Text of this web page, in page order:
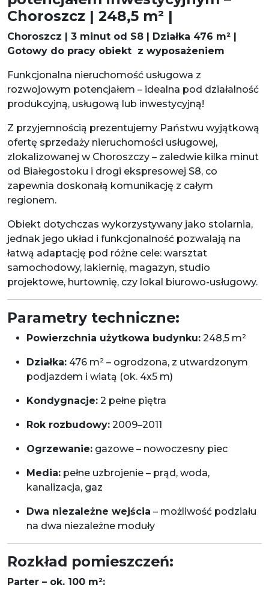
Choroszcz | 248,5 m² |
Choroszcz | 3 minut od S8 | Działka 476 m² |
Gotowy do pracy obiekt z wyposażeniem
Funkcjonalna nieruchomość usługowa z
rozwojowym potencjałem – idealna pod działalność
produkcyjną, usługową lub inwestycyjną!
Z przyjemnością prezentujemy Państwu wyjątkową
ofertę sprzedaży nieruchomości usługowej,
zlokalizowanej w Choroszczy – zaledwie kilka minut
od Białegostoku i drogi ekspresowej S8, co
zapewnia doskonałą komunikację z całym
regionem.
Obiekt dotychczas wykorzystywany jako stolarnia,
jednak jego układ i funkcjonalność pozwalają na
łatwą adaptację pod różne cele: warsztat
samochodowy, lakiernię, magazyn, studio
projektowe, hurtownię, czy lokal biurowo-usługowy.
Parametry techniczne:
Powierzchnia użytkowa budynku: 248,5 m²
Działka: 476 m² – ogrodzona, z utwardzonym
podjazdem i wiatą (ok. 4x5 m)
Kondygnacje: 2 pełne piętra
Rok rozbudowy: 2009–2011
Ogrzewanie: gazowe – nowoczesny piec
Media: pełne uzbrojenie – prąd, woda,
kanalizacja, gaz
Dwa niezależne wejścia – możliwość podziału
na dwa niezależne moduły
Rozkład pomieszczeń:
Parter – ok. 100 m²: